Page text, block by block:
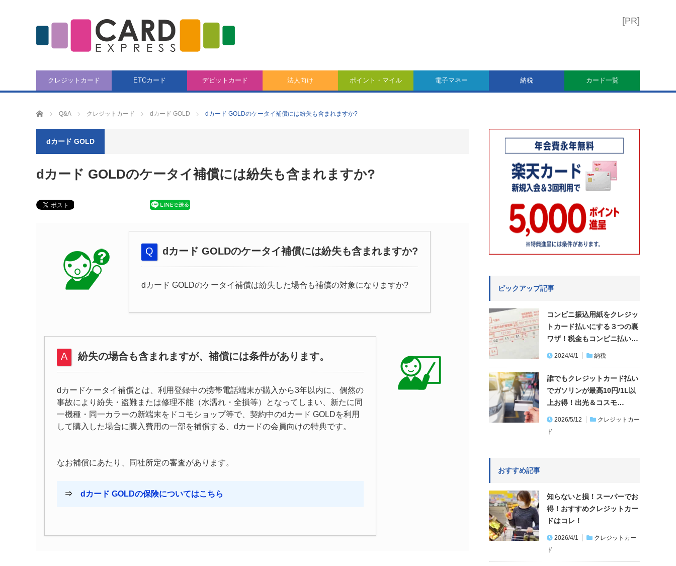
クレジットカード ETCカード デビットカード 法人向け ポイント・マイル 電子マネー 納税 カード一覧
CARD EXPRESS
Q&A クレジットカード dカード GOLD dカード GOLDのケータイ補償には紛失も含まれますか?
dカード GOLD
dカード GOLDのケータイ補償には紛失も含まれますか?
dカード GOLDのケータイ補償には紛失も含まれますか?
dカード GOLDのケータイ補償は紛失した場合も補償の対象になりますか?
紛失の場合も含まれますが、補償には条件があります。
dカードケータイ補償とは、利用登録中の携帯電話端末が購入から3年以内に、偶然の
事故により紛失・盗難または修理不能（水濡れ・全損等）となってしまい、新たに同
一機種・同一カラーの新端末をドコモショップ等で、契約中のdカード GOLDを利用
して購入した場合に購入費用の一部を補償する、dカードの会員向けの特典です。
なお補償にあたり、同社所定の審査があります。
⇒ dカード GOLDの保険についてはこちら
ピックアップ記事
コンビニ振込用紙をクレジッ
トカード払いにする３つの裏
ワザ！税金もコンビニ払い…
2024/4/1 納税
誰でもクレジットカード払い
でガソリンが最高10円/1L以
上お得！出光＆コスモ…
2026/5/12
クレジットカー
ド
おすすめ記事
知らないと損！スーパーでお
得！おすすめクレジットカー
ドはコレ！
2026/4/1
クレジットカー
ド